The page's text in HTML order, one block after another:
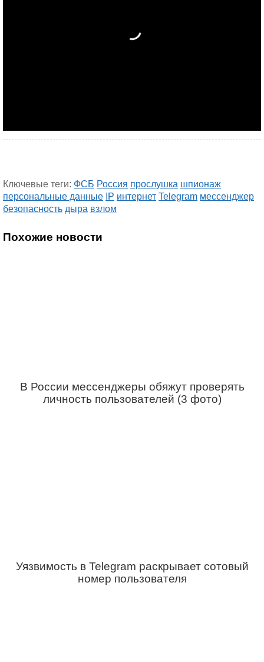
Ключевые теги: ФСБ Россия прослушка шпионаж
персональные данные IP интернет Telegram мессенджер
безопасность дыра взлом
Похожие новости
В России мессенджеры обяжут проверять
личность пользователей (3 фото)
Уязвимость в Telegram раскрывает сотовый
номер пользователя